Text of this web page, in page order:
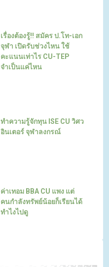
เรื่องต้องรู้!! สมัคร ป.โท-เอก
จุฬา เปิดรับช่วงไหน ใช้
คะแนนเท่าไร CU-TEP
จำเป็นแค่ไหน
ทำความรู้จักทุน ISE CU วิศว
อินเตอร์ จุฬาลงกรณ์
ค่าเทอม BBA CU แพง แต่
คนกําลังทรัพย์น้อยก็เรียนได้
ทำไงไปดู